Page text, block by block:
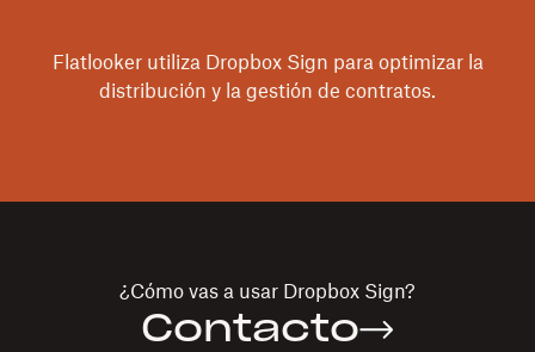
Flatlooker utiliza Dropbox Sign para optimizar la
distribución y la gestión de contratos.
¿Cómo vas a usar Dropbox Sign?
Contacto